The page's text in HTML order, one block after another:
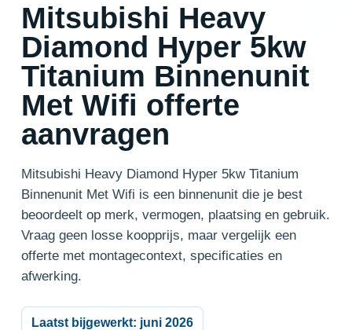
Mitsubishi Heavy
Diamond Hyper 5kw
Titanium Binnenunit
Met Wifi offerte
aanvragen
Mitsubishi Heavy Diamond Hyper 5kw Titanium
Binnenunit Met Wifi is een binnenunit die je best
beoordeelt op merk, vermogen, plaatsing en gebruik.
Vraag geen losse koopprijs, maar vergelijk een
offerte met montagecontext, specificaties en
afwerking.
Laatst bijgewerkt: juni 2026